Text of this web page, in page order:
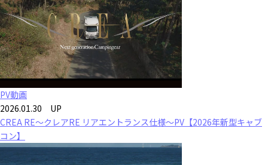
PV動画
2026.01.30 UP
CREA RE～クレアRE リアエントランス仕様～PV【2026年新型キャブ
コン】